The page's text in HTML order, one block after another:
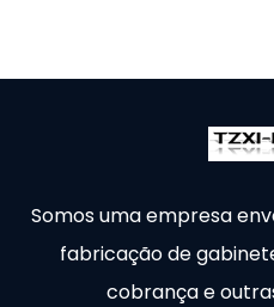
Somos uma empresa
fabricação de
cobrança e